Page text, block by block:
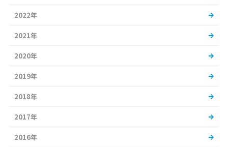
2022年
2021年
2020年
2019年
2018年
2017年
2016年